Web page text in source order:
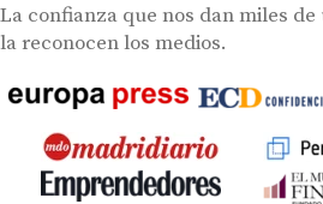
La confianza que nos dan miles
la reconocen los medios.